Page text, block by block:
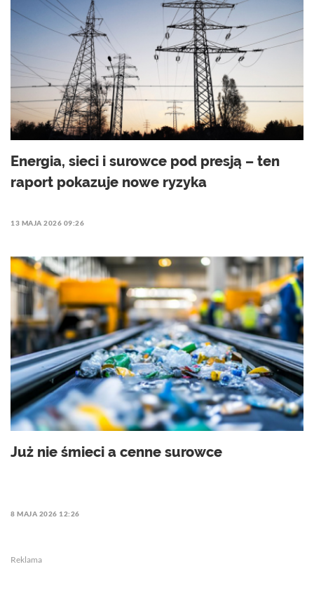
Energia, sieci i surowce pod presją – ten
raport pokazuje nowe ryzyka
13 MAJA 2026 09:26
Już nie śmieci a cenne surowce
8 MAJA 2026 12:26
Reklama